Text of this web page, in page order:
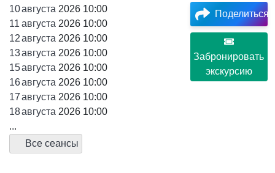
10августа 2026 10:00
11 августа 2026 10:00
12августа 2026 10:00
13августа 2026 10:00
15августа 2026 10:00
16августа 2026 10:00
17августа 2026 10:00
18августа 2026 10:00
...
Все сеансы
Поделиться
Забронировать
экскурсию